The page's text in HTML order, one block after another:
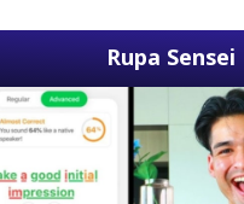
Rupa Sensei